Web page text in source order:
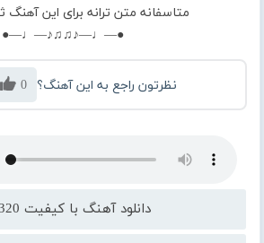
متاسفانه متن ترانه برای این
●—♩—♪♫♫♪—♩—●
نظرتون راجع به این آهنگ؟ 0
دانلود آهنگ با کیفیت 320